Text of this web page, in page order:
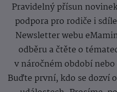
Pravidelný přísun
podpora pro rodiče i
Newsletter webu
odběru a čtěte o
v náročném období
Buďte první, kdo se dozví